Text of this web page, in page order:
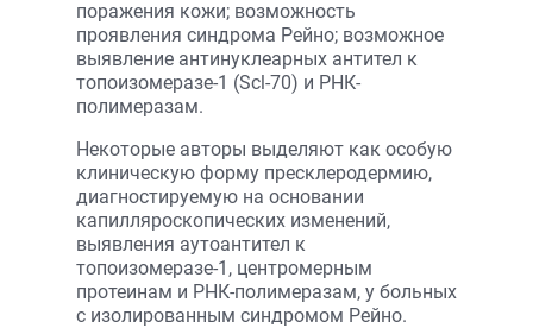
поражения кожи; возможность
проявления синдрома Рейно; возможное
выявление антинуклеарных антител к
топоизомеразе-1 (Scl-70) и РНК-
полимеразам.
Некоторые авторы выделяют как особую
клиническую форму пресклеродермию,
диагностируемую на основании
капилляроскопических изменений,
выявления аутоантител к
топоизомеразе-1, центромерным
протеинам и РНК-полимеразам, у больных
с изолированным синдромом Рейно.